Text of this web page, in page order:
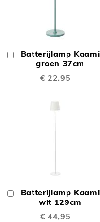
Batterijlamp Kaami
groen 37cm
€ 22,95
In
Winkelwagen
Batterijlamp Kaami
wit 129cm
€ 44,95
In
Winkelwagen